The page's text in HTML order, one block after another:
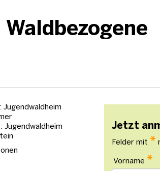
Jugendwaldheim
Jugendwaldheim
Jetzt
Felder mit *
Vorname *